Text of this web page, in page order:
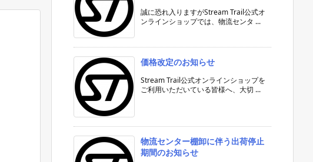
誠に恐れ入りますがStream Trail公式オ
ンラインショップでは、物流センタ ...
価格改定のお知らせ
Stream Trail公式オンラインショップを
ご利用いただいている皆様へ、大切 ...
物流センター棚卸に伴う出荷停止
期間のお知らせ